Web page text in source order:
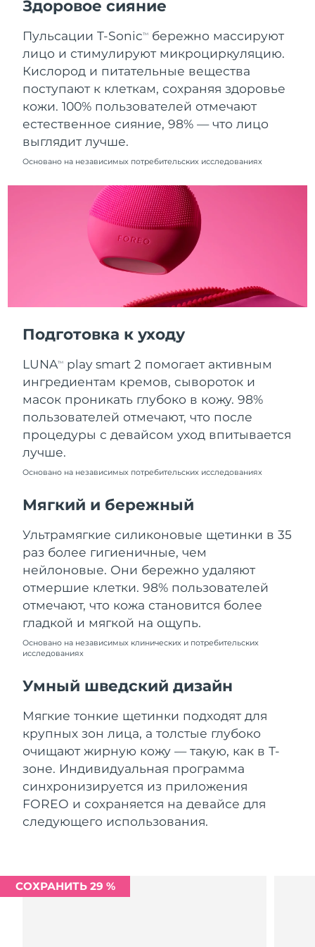
Здоровое сияние
Пульсации T-SonicTM
бережно массируют
лицо и стимулируют микроциркуляцию.
Кислород и питательные вещества
поступают к клеткам, сохраняя здоровье
кожи. 100% пользователей отмечают
естественное сияние, 98% — что лицо
выглядит лучше.
Основано на независимых потребительских исследованиях
Подготовка к уходу
LUNATM
play smart 2 помогает активным
ингредиентам кремов, сывороток и
масок проникать глубоко в кожу. 98%
пользователей отмечают, что после
процедуры с девайсом уход впитывается
лучше.
Основано на независимых потребительских исследованиях
Мягкий и бережный
Ультрамягкие силиконовые щетинки в 35
раз более гигиеничные, чем
нейлоновые. Они бережно удаляют
отмершие клетки. 98% пользователей
отмечают, что кожа становится более
гладкой и мягкой на ощупь.
Основано на независимых клинических и потребительских
исследованиях
Умный шведский дизайн
Мягкие тонкие щетинки подходят для
крупных зон лица, а толстые глубоко
очищают жирную кожу — такую, как в Т-
зоне. Индивидуальная программа
синхронизируется из приложения
FOREO и сохраняется на девайсе для
следующего использования.
СОХРАНИТЬ 29 %
Нидерланды
Ожидаемая дата доставки
08.08.2026
Новая Зеландия
Ожидаемая дата доставки
08.08.2026
Норвегия
Ожидаемая дата доставки
08.08.2026
Оман
Ожидаемая дата доставки
Филиппины
Ожидаемая дата доставки
Ожидаемая дата доставки
Ожидаемая дата доставки
08.08.2026
Пуэрто-Рико
Ожидаемая дата доставки
Катар
Ожидаемая дата доставки
09.08.2026
Реюньон
Ожидаемая дата доставки
Румыния
08.08.2026
Россия
Ожидаемая дата доставки
Саудовская Аравия
Ожидаемая дата доставки
Сингапур
Ожидаемая дата доставки
10.08.2026
Словакия
Ожидаемая дата доставки
Южно-Африканская
Ожидаемая дата доставки
16.08.2026
Республика Корея
Ожидаемая дата доставки
10.08.2026
Испания
Ожидаемая дата доставки
08.08.2026
Швейцария